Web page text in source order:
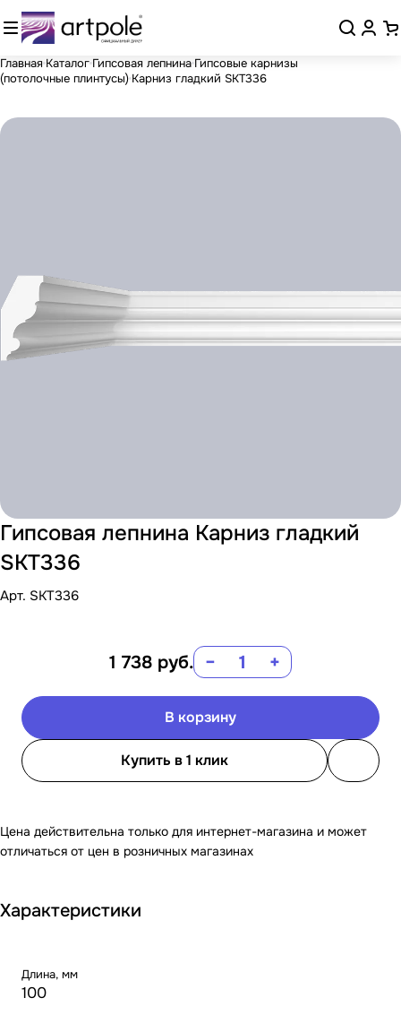
Главная Каталог Гипсовая лепнина Гипсовые карнизы
(потолочные плинтусы) Карниз гладкий SKT336
Гипсовая лепнина Карниз гладкий
SKT336
Арт. SKT336
1 738 руб. − +
В корзину
Купить в 1 клик
Цена действительна только для интернет-магазина и может
отличаться от цен в розничных магазинах
Характеристики
Длина, мм
100